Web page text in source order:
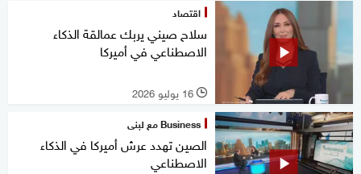
اقتصاد
سلاح صيني يربك عمالقة الذكاء
الاصطناعي في أميركا
l 16 يوليو 2026
Business مع لبنى
الصين تهدد عرش أميركا في الذكاء
الاصطناعي